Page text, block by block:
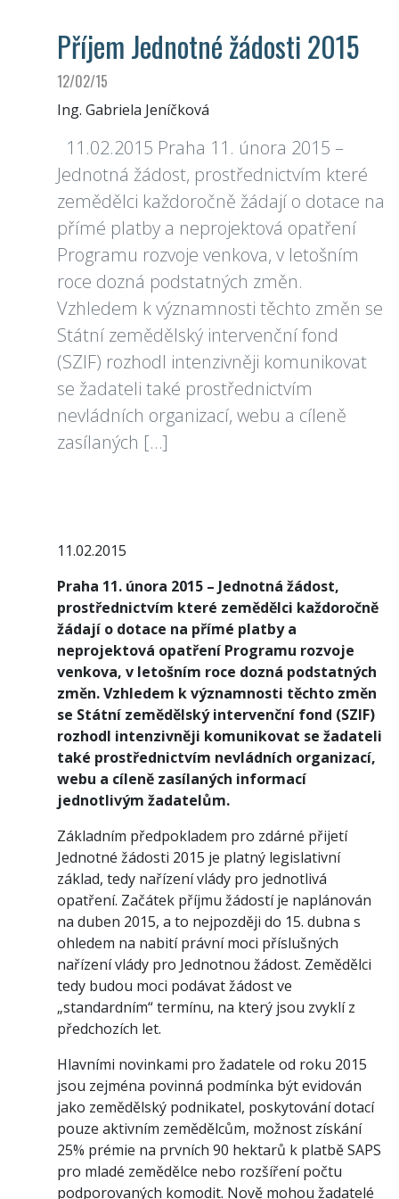
Příjem Jednotné žádosti 2015
12/02/15
Ing. Gabriela Jeníčková
11.02.2015 Praha 11. února 2015 –
Jednotná žádost, prostřednictvím které
zemědělci každoročně žádají o dotace na
přímé platby a neprojektová opatření
Programu rozvoje venkova, v letošním
roce dozná podstatných změn.
Vzhledem k významnosti těchto změn se
Státní zemědělský intervenční fond
(SZIF) rozhodl intenzivněji komunikovat
se žadateli také prostřednictvím
nevládních organizací, webu a cíleně
zasílaných […]
11.02.2015
Praha 11. února 2015 – Jednotná žádost,
prostřednictvím které zemědělci každoročně
žádají o dotace na přímé platby a
neprojektová opatření Programu rozvoje
venkova, v letošním roce dozná podstatných
změn. Vzhledem k významnosti těchto změn
se Státní zemědělský intervenční fond (SZIF)
rozhodl intenzivněji komunikovat se žadateli
také prostřednictvím nevládních organizací,
webu a cíleně zasílaných informací
jednotlivým žadatelům.
Základním předpokladem pro zdárné přijetí
Jednotné žádosti 2015 je platný legislativní
základ, tedy nařízení vlády pro jednotlivá
opatření. Začátek příjmu žádostí je naplánován
na duben 2015, a to nejpozději do 15. dubna s
ohledem na nabití právní moci příslušných
nařízení vlády pro Jednotnou žádost. Zemědělci
tedy budou moci podávat žádost ve
„standardním“ termínu, na který jsou zvyklí z
předchozích let.
Hlavními novinkami pro žadatele od roku 2015
jsou zejména povinná podmínka být evidován
jako zemědělský podnikatel, poskytování dotací
pouze aktivním zemědělcům, možnost získání
25% prémie na prvních 90 hektarů k platbě SAPS
pro mladé zemědělce nebo rozšíření počtu
podporovaných komodit. Nově mohou žadatelé